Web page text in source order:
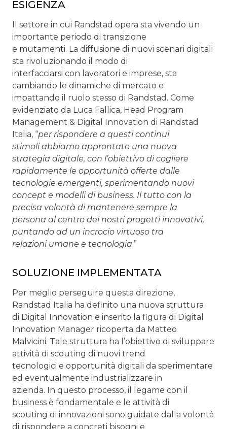
ESIGENZA
Il settore in cui Randstad opera sta vivendo un
importante periodo di transizione
e mutamenti. La diffusione di nuovi scenari digitali
sta rivoluzionando il modo di
interfacciarsi con lavoratori e imprese, sta
cambiando le dinamiche di mercato e
impattando il ruolo stesso di Randstad. Come
evidenziato da Luca Fallica, Head Program
Management & Digital Innovation di Randstad
Italia, “per rispondere a questi continui
stimoli abbiamo approntato una nuova
strategia digitale, con l’obiettivo di cogliere
rapidamente le opportunità offerte dalle
tecnologie emergenti, sperimentando nuovi
concept e modelli di business. Il tutto con la
precisa volontà di mantenere sempre la
persona al centro dei nostri progetti innovativi,
puntando ad un incrocio virtuoso tra
relazioni umane e tecnologia.”
SOLUZIONE IMPLEMENTATA
Per meglio perseguire questa direzione,
Randstad Italia ha definito una nuova struttura
di Digital Innovation e inserito la figura di Digital
Innovation Manager ricoperta da Matteo
Malvicini. Tale struttura ha l’obiettivo di sviluppare
attività di scouting di nuovi trend
tecnologici e opportunità digitali da sperimentare
ed eventualmente industrializzare in
azienda. In questo processo, il legame con il
business è fondamentale e le attività di
scouting di innovazioni sono guidate dalla volontà
di rispondere a concreti bisogni e